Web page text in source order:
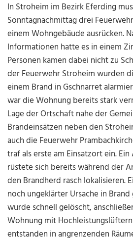
In Stroheim im Bezirk Eferding
Sonntagnachmittag drei
einem Wohngebäude ausrücken.
Informationen hatte es in einem
Personen kamen dabei nicht zu
der Feuerwehr Stroheim wurden
einem Brand in Gschnarret
war die Wohnung bereits stark
Lage der Ortschaft nahe der
Brandeinsätzen neben den
auch die Feuerwehr
traf als erste am Einsatzort ein.
rüstete sich bereits während der
den Brandherd rasch lokalisieren.
noch ungeklärter Ursache in Brand
wurde schnell gelöscht,
Wohnung mit
entstanden in angrenzenden